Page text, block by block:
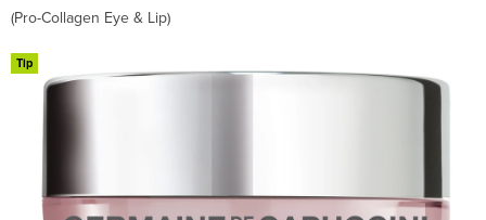
(Pro-Collagen Eye & Lip)
Tip